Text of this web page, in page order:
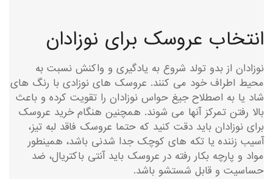
انتخاب عروسک برای نوزادان
نوزادان از بدو تولد شروع به یادگیری و واکنش نسبت به
محیط اطراف خود می کنند. عروسک های نوزادی با رنگ های
شاد یا به اصطلاح جیغ حواس نوزادان را تقویت کرده و باعث
بالا رفتن تمرکز آنها می شوند. همچنین هنگام خرید عروسک
برای نوزادان باید دقت کنید که حتما عروسک فاقد لبه تیز،
آسیب زننده یا تکه های کوچک جدا شدنی باشد، همینطور
مواد و پارچه بکار رفته در عروسک باید آنتی باکتریال، ضد
حساسیت و قابل شستشو باشد.